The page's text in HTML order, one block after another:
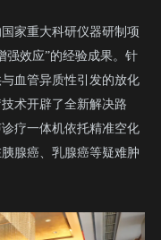
家重大科研仪器研制项
强效应”的经验成果。针
血管异质性引发的放化
术开辟了全新解决路
疗一体机依托精准空化
腺癌、乳腺癌等疑难肿